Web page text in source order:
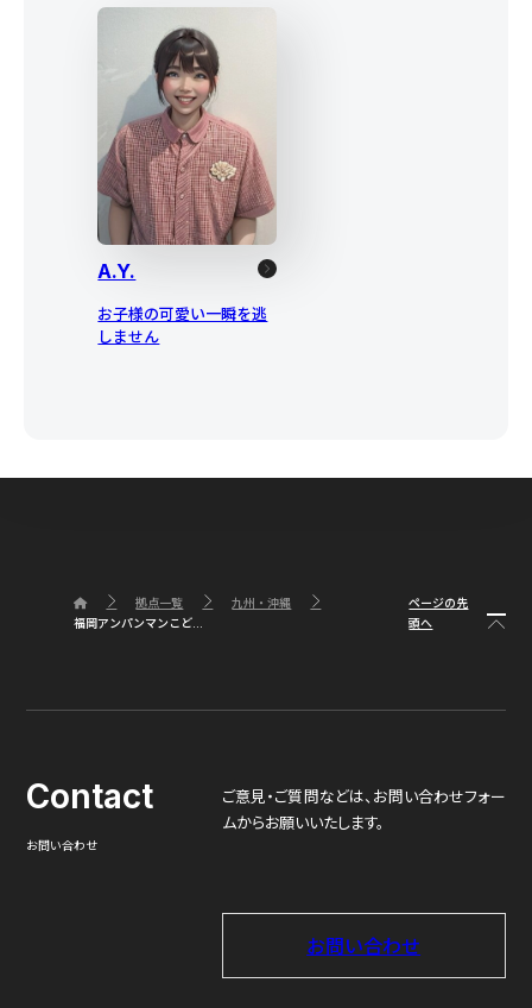
A.Y.
お子様の可愛い一瞬を逃
しません
拠点一覧
九州・沖縄
福岡アンパンマンこど...
ページの先
頭へ
Contact
お問い合わせ
ご意見・ご質問などは、お問い合わせフォー
ムからお願いいたします。
お問い合わせ